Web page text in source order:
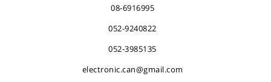
08-6916995
052-9240822
052-3985135
electronic.can@gmail.com